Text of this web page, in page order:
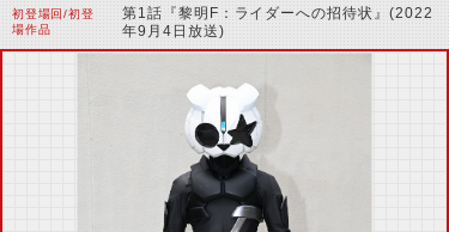
初登場回/初登
場作品
第1話『黎明F：ライダーへの招待状』(2022
年9月4日放送)